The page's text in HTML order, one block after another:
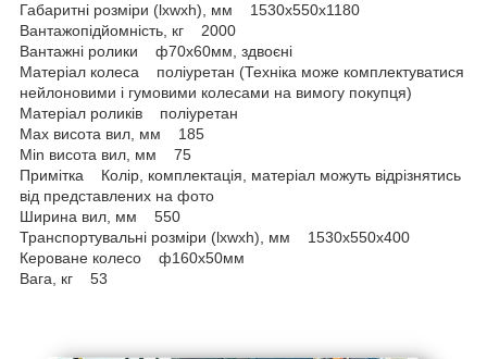
Габаритні розміри (lхwхh), мм 1530х550х1180
Вантажопідйомність, кг 2000
Вантажні ролики ф70х60мм, здвоєні
Матеріал колеса поліуретан (Техніка може комплектуватися
нейлоновими і гумовими колесами на вимогу покупця)
Матеріал роликів поліуретан
Мax висота вил, мм 185
Мin висота вил, мм 75
Примітка Колір, комплектація, матеріал можуть відрізнятись
від представлених на фото
Ширина вил, мм 550
Транспортувальні розміри (lхwхh), мм 1530х550х400
Кероване колесо ф160х50мм
Вага, кг 53